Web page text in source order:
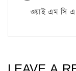
ওয়াই এম সি এ